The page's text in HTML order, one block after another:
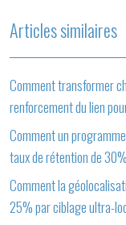
Articles similaires
Comment transformer
renforcement du lien
Comment un
taux de rétention de
Comment la
25% par ciblage ultra-